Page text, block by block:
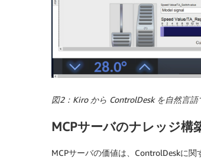
図2：Kiro から ControlDesk を自然言
MCPサーバのナレッジ構
MCPサーバの価値は、ControlDeskに